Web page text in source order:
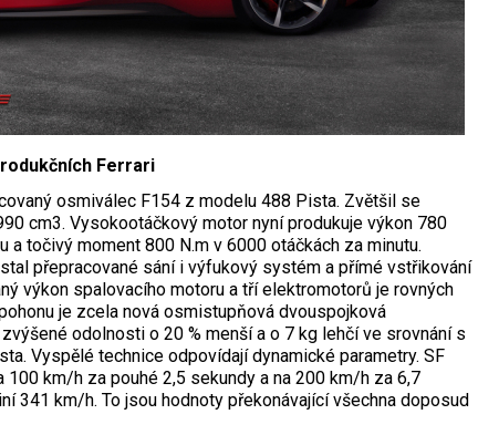
Ferrari
osmiválec F154 z modelu 488 Pista. Zvětšil se
cm3. Vysokootáčkový motor nyní produkuje výkon 780
a točivý moment 800 N.m v 6000 otáčkách za minutu.
přepracované sání i výfukový systém a přímé vstřikování
výkon spalovacího motoru a tří elektromotorů je rovných
je zcela nová osmistupňová dvouspojková
odolnosti o 20 % menší a o 7 kg lehčí ve srovnání s
Vyspělé technice odpovídají dynamické parametry. SF
km/h za pouhé 2,5 sekundy a na 200 km/h za 6,7
341 km/h. To jsou hodnoty překonávající všechna doposud